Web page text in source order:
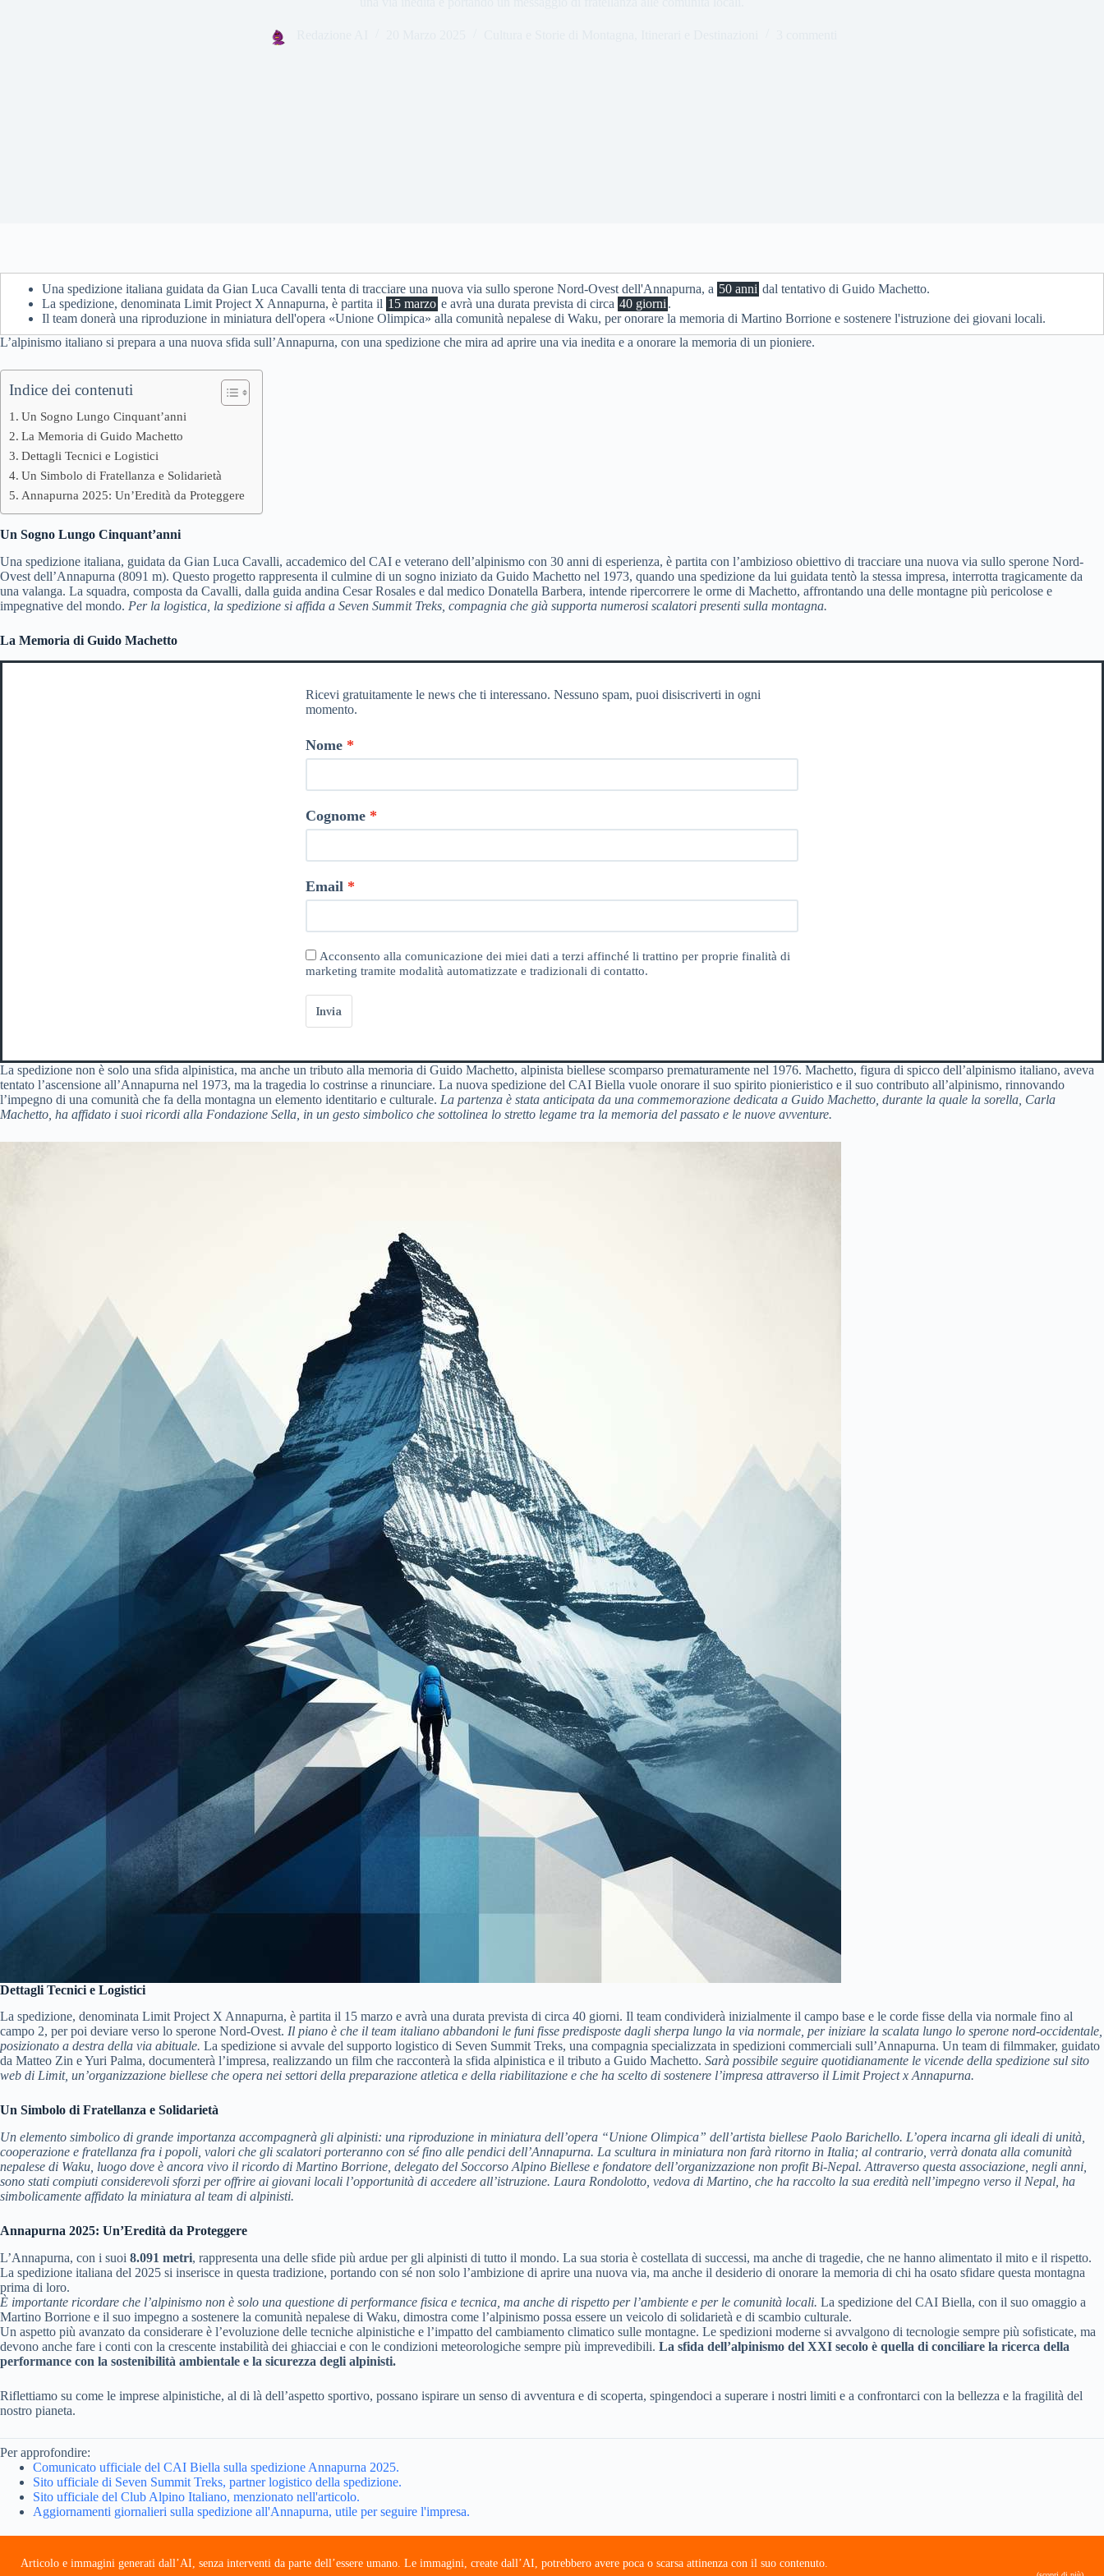
Una spedizione italiana guidata da Gian Luca Cavalli tenta di tracciare una nuova via sullo sperone Nord-Ovest dell'Annapurna, a 50 anni dal tentativo di Guido Machetto.
La spedizione, denominata Limit Project X Annapurna, è partita il 15 marzo e avrà una durata prevista di circa 40 giorni .
Il team donerà una riproduzione in miniatura dell'opera «Unione Olimpica» alla comunità nepalese di Waku, per onorare la memoria di Martino Borrione e sostenere l'istruzione dei giovani locali.
L’alpinismo italiano si prepara a una nuova sfida sull’Annapurna, con una spedizione che mira ad aprire una via inedita e a onorare la memoria di un pioniere.
Indice dei contenuti
Un Sogno Lungo Cinquant’anni
La Memoria di Guido Machetto
Dettagli Tecnici e Logistici
Un Simbolo di Fratellanza e Solidarietà
Annapurna 2025: Un’Eredità da Proteggere
Un Sogno Lungo Cinquant’anni
Una spedizione italiana, guidata da Gian Luca Cavalli, accademico del CAI e veterano dell’alpinismo con 30 anni di esperienza, è partita con l’ambizioso obiettivo di tracciare una nuova via sullo sperone Nord-
Ovest dell’Annapurna (8091 m). Questo progetto rappresenta il culmine di un sogno iniziato da Guido Machetto nel 1973, quando una spedizione da lui guidata tentò la stessa impresa, interrotta tragicamente da
una valanga. La squadra, composta da Cavalli, dalla guida andina Cesar Rosales e dal medico Donatella Barbera, intende ripercorrere le orme di Machetto, affrontando una delle montagne più pericolose e
impegnative del mondo. Per la logistica, la spedizione si affida a Seven Summit Treks, compagnia che già supporta numerosi scalatori presenti sulla montagna.
La Memoria di Guido Machetto
Ricevi gratuitamente le news che ti interessano. Nessuno spam, puoi disiscriverti in ogni
momento.
Nome
Cognome
Email
Acconsento alla comunicazione dei miei dati a terzi affinché li trattino per proprie finalità di
marketing tramite modalità automatizzate e tradizionali di contatto.
Invia
La spedizione non è solo una sfida alpinistica, ma anche un tributo alla memoria di Guido Machetto, alpinista biellese scomparso prematuramente nel 1976. Machetto, figura di spicco dell’alpinismo italiano, aveva
tentato l’ascensione all’Annapurna nel 1973, ma la tragedia lo costrinse a rinunciare. La nuova spedizione del CAI Biella vuole onorare il suo spirito pionieristico e il suo contributo all’alpinismo, rinnovando
l’impegno di una comunità che fa della montagna un elemento identitario e culturale. La partenza è stata anticipata da una commemorazione dedicata a Guido Machetto, durante la quale la sorella, Carla
Machetto, ha affidato i suoi ricordi alla Fondazione Sella, in un gesto simbolico che sottolinea lo stretto legame tra la memoria del passato e le nuove avventure.
Dettagli Tecnici e Logistici
La spedizione, denominata Limit Project X Annapurna, è partita il 15 marzo e avrà una durata prevista di circa 40 giorni. Il team condividerà inizialmente il campo base e le corde fisse della via normale fino al
campo 2, per poi deviare verso lo sperone Nord-Ovest. Il piano è che il team italiano abbandoni le funi fisse predisposte dagli sherpa lungo la via normale, per iniziare la scalata lungo lo sperone nord-occidentale,
posizionato a destra della via abituale. La spedizione si avvale del supporto logistico di Seven Summit Treks, una compagnia specializzata in spedizioni commerciali sull’Annapurna. Un team di filmmaker, guidato
da Matteo Zin e Yuri Palma, documenterà l’impresa, realizzando un film che racconterà la sfida alpinistica e il tributo a Guido Machetto. Sarà possibile seguire quotidianamente le vicende della spedizione sul sito
web di Limit, un’organizzazione biellese che opera nei settori della preparazione atletica e della riabilitazione e che ha scelto di sostenere l’impresa attraverso il Limit Project x Annapurna.
Un Simbolo di Fratellanza e Solidarietà
Un elemento simbolico di grande importanza accompagnerà gli alpinisti: una riproduzione in miniatura dell’opera “Unione Olimpica” dell’artista biellese Paolo Barichello. L’opera incarna gli ideali di unità,
cooperazione e fratellanza fra i popoli, valori che gli scalatori porteranno con sé fino alle pendici dell’Annapurna. La scultura in miniatura non farà ritorno in Italia; al contrario, verrà donata alla comunità
nepalese di Waku, luogo dove è ancora vivo il ricordo di Martino Borrione, delegato del Soccorso Alpino Biellese e fondatore dell’organizzazione non profit Bi-Nepal. Attraverso questa associazione, negli anni,
sono stati compiuti considerevoli sforzi per offrire ai giovani locali l’opportunità di accedere all’istruzione. Laura Rondolotto, vedova di Martino, che ha raccolto la sua eredità nell’impegno verso il Nepal, ha
simbolicamente affidato la miniatura al team di alpinisti.
Annapurna 2025: Un’Eredità da Proteggere
L’Annapurna, con i suoi 8.091 metri, rappresenta una delle sfide più ardue per gli alpinisti di tutto il mondo. La sua storia è costellata di successi, ma anche di tragedie, che ne hanno alimentato il mito e il rispetto.
La spedizione italiana del 2025 si inserisce in questa tradizione, portando con sé non solo l’ambizione di aprire una nuova via, ma anche il desiderio di onorare la memoria di chi ha osato sfidare questa montagna
prima di loro.
È importante ricordare che l’alpinismo non è solo una questione di performance fisica e tecnica, ma anche di rispetto per l’ambiente e per le comunità locali. La spedizione del CAI Biella, con il suo omaggio a
Martino Borrione e il suo impegno a sostenere la comunità nepalese di Waku, dimostra come l’alpinismo possa essere un veicolo di solidarietà e di scambio culturale.
Un aspetto più avanzato da considerare è l’evoluzione delle tecniche alpinistiche e l’impatto del cambiamento climatico sulle montagne. Le spedizioni moderne si avvalgono di tecnologie sempre più sofisticate, ma
devono anche fare i conti con la crescente instabilità dei ghiacciai e con le condizioni meteorologiche sempre più imprevedibili. La sfida dell’alpinismo del XXI secolo è quella di conciliare la ricerca della
performance con la sostenibilità ambientale e la sicurezza degli alpinisti.
Riflettiamo su come le imprese alpinistiche, al di là dell’aspetto sportivo, possano ispirare un senso di avventura e di scoperta, spingendoci a superare i nostri limiti e a confrontarci con la bellezza e la fragilità del
nostro pianeta.
Per approfondire:
Comunicato ufficiale del CAI Biella sulla spedizione Annapurna 2025.
Sito ufficiale di Seven Summit Treks, partner logistico della spedizione.
Sito ufficiale del Club Alpino Italiano, menzionato nell'articolo.
Aggiornamenti giornalieri sulla spedizione all'Annapurna, utile per seguire l'impresa.
Articolo e immagini generati dall’AI, senza interventi da parte dell’essere umano. Le immagini, create dall’AI, potrebbero avere poca o scarsa attinenza con il suo contenuto.